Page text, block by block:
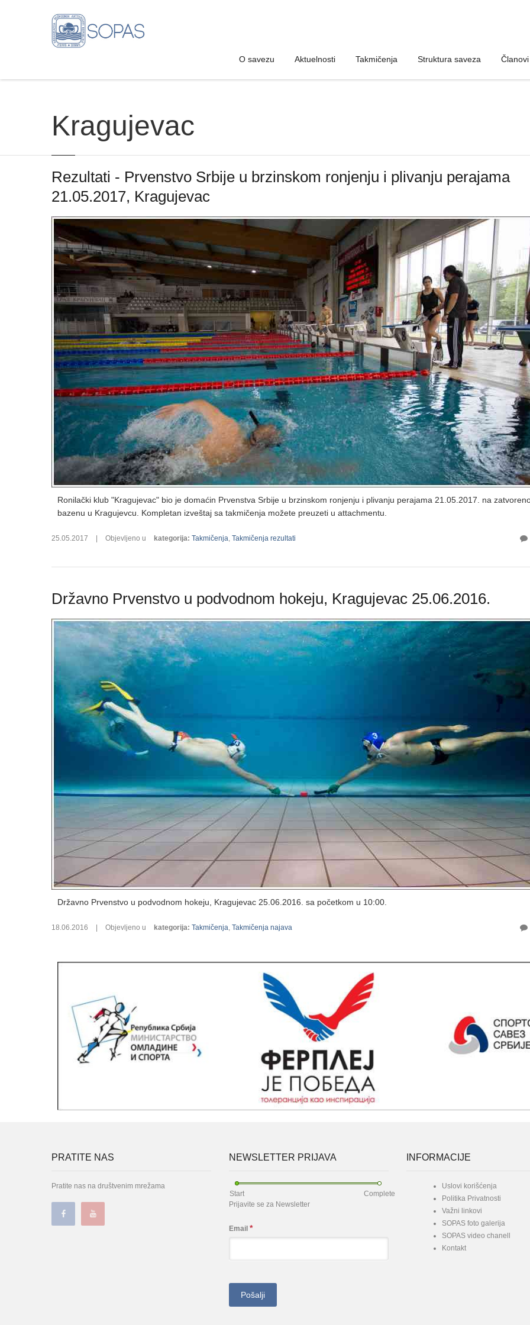
O savezu Aktuelnosti Takmičenja Struktura saveza
O savezu Aktuelnosti Takmičenja Struktura saveza
Kragujevac
Rezultati - Prvenstvo Srbije u brzinskom ronjenju i plivanju perajama
21.05.2017, Kragujevac
Ronilački klub "Kragujevac" bio je domaćin Prvenstva Srbije u brzinskom ronjenju i plivanju perajama 21.05.2017. na
bazenu u Kragujevcu. Kompletan izveštaj sa takmičenja možete preuzeti u attachmentu.
25.05.2017 Objevljeno u kategorija: Takmičenja, Takmičenja rezultati
Državno Prvenstvo u podvodnom hokeju, Kragujevac 25.06.2016.
Državno Prvenstvo u podvodnom hokeju, Kragujevac 25.06.2016. sa početkom u 10:00.
18.06.2016 Objevljeno u kategorija: Takmičenja, Takmičenja najava
PRATITE NAS
Pratite nas na društvenim mrežama
NEWSLETTER PRIJAVA
Start
Complete
Prijavite se za Newsletter
Email *
INFORMACIJE
Uslovi korišćenja
Politika Privatnosti
Važni linkovi
SOPAS foto galerija
SOPAS video chanell
Kontakt